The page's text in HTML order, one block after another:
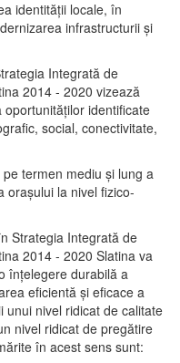
identităţii locale, în
infrastructurii şi
Integrată de
2014 - 2020 vizează
identificate
social, conectivitate,
termen mediu şi lung a
oraşului la nivel fizico-
Strategia Integrată de
2014 - 2020 Slatina va
înţelegere durabilă a
eficientă şi eficace a
unui nivel ridicat de calitate
nivel ridicat de pregătire
în acest sens sunt: